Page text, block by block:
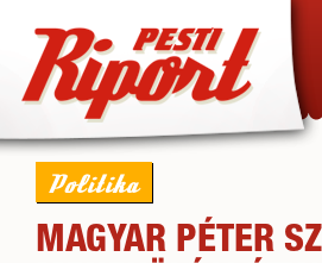
Politika
MAGYAR PÉTER